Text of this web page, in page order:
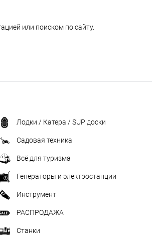
или поиском по сайту.
Лодки / Катера / SUP доски
Садовая техника
Всё для туризма
Генераторы и электростанции
Инструмент
РАСПРОДАЖА
Станки